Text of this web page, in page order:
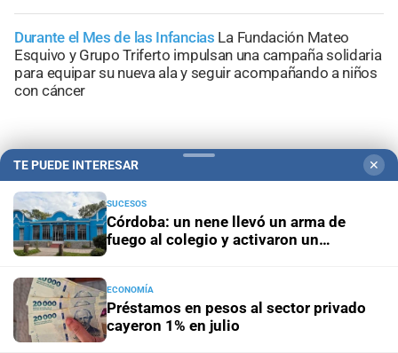
Durante el Mes de las Infancias La Fundación Mateo
Esquivo y Grupo Triferto impulsan una campaña solidaria
para equipar su nueva ala y seguir acompañando a niños
con cáncer
+ Sucesos
TE PUEDE INTERESAR ✕
SUCESOS
Córdoba: un nene llevó un arma de
fuego al colegio y activaron un
ECONOMÍA
Préstamos en pesos al sector privado
cayeron 1% en julio